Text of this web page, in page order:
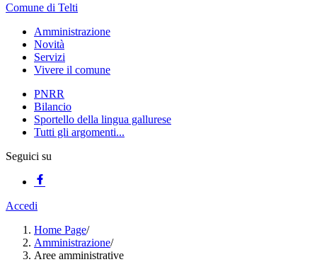
Comune di Telti
Amministrazione
Novità
Servizi
Vivere il comune
PNRR
Bilancio
Sportello della lingua gallurese
Tutti gli argomenti...
Seguici su
Accedi
Home Page/
Amministrazione/
Aree amministrative